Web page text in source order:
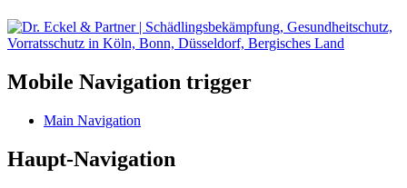
Mobile Navigation trigger
Main Navigation
Haupt-Navigation